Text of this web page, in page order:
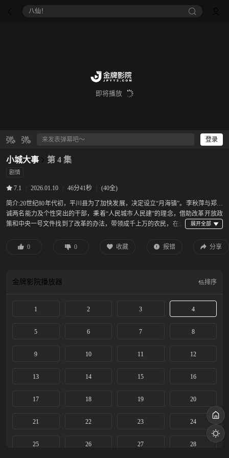
八仙！
即将播放
登录
小城大事 第 4 集
剧情
7.1 2026.01.10 46分41秒 (40全)
简介:20世纪80年代初，平川县为了加快发展，决定设立“月海镇”。李秋萍与郑德
诚两名能力及个性突出的干部，秉着“人民城市人民建”的理念，借助改革开放政
策和中央一号文件找到了改革的办法，带领成千上万的农民，在没
城市。这是一段从无到有的造城奇迹，更是中国建城史上的一次壮举，几十万农
0 0 收藏 报错 分享
金牌影院播放器 排序
1 2 3 4
5 6 7 8
9 10 11 12
13 14 15 16
17 18 19 20
21 22 23 24
25 26 27 28